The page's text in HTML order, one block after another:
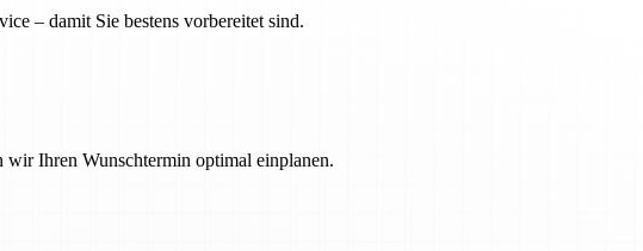
– damit Sie bestens vorbereitet sind.
Ihren Wunschtermin optimal einplanen.